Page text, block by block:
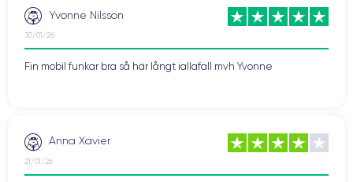
Yvonne Nilsson
30/01/26
Fin mobil funkar bra så här långt iallafall mvh Yvonne
Anna Xavier
21/01/26